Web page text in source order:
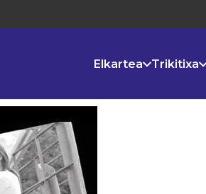
Elkartea Trikitixa